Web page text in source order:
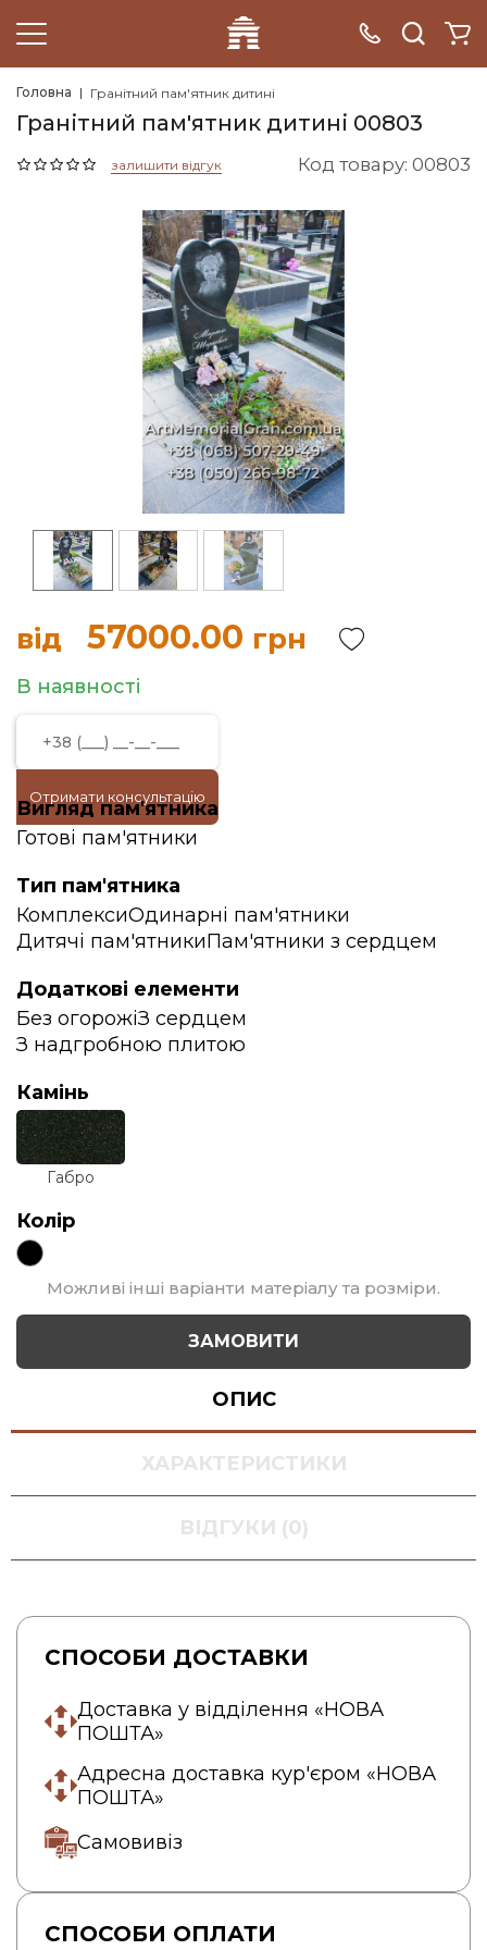
Головна Гранітний пам'ятник дитині
Гранітний пам'ятник дитині 00803
залишити відгук Код товару: 00803
від 57000.00 грн
В наявності
Отримати консультацію
Вигляд пам'ятника
Готові пам'ятники
Тип пам'ятника
КомплексиОдинарні пам'ятники
Дитячі пам'ятникиПам'ятники з сердцем
Додаткові елементи
Без огорожіЗ сердцем
З надгробною плитою
Камінь
Габро
Колір
Можливі інші варіанти матеріалу та розміри.
ЗАМОВИТИ
ОПИС
ХАРАКТЕРИСТИКИ
ВІДГУКИ (0)
СПОСОБИ ДОСТАВКИ
Доставка у відділення «НОВА
ПОШТА»
Адресна доставка кур'єром «НОВА
ПОШТА»
Самовивіз
СПОСОБИ ОПЛАТИ